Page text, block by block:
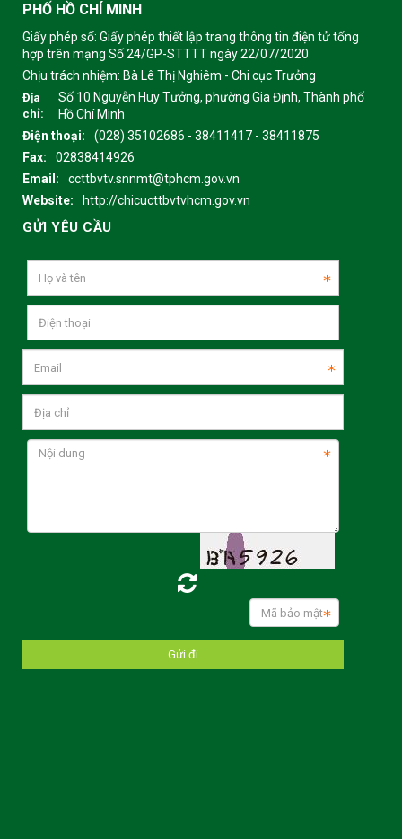
PHỐ HỒ CHÍ MINH
Giấy phép số: Giấy phép thiết lập trang thông tin điện tử tổng
hợp trên mạng Số 24/GP-STTTT ngày 22/07/2020
Chịu trách nhiệm: Bà Lê Thị Nghiêm - Chi cục Trưởng
Địa
chỉ:
Số 10 Nguyễn Huy Tưởng, phường Gia Định, Thành phố
Hồ Chí Minh
Điện thoại:
(028) 35102686 - 38411417 - 38411875
Fax:
02838414926
Email:
ccttbvtv.snnmt@tphcm.gov.vn
Website:
http://chicucttbvtvhcm.gov.vn
GỬI YÊU CẦU